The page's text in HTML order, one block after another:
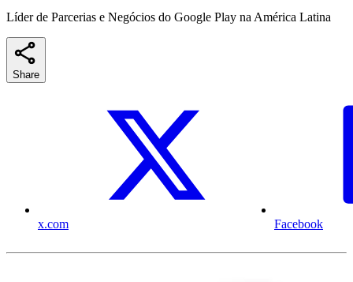
Líder de Parcerias e Negócios do Google Play na América Latina
Share
x.com Facebook